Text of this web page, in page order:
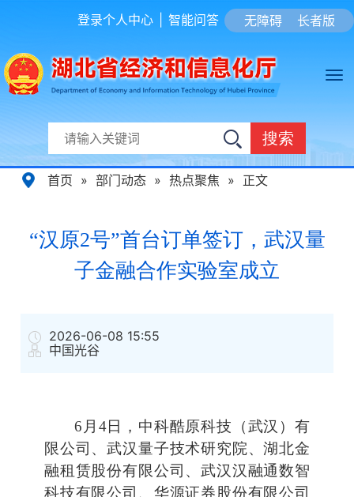
无障碍 长者版
登录个人中心 智能问答
搜索
首页 » 部门动态 » 热点聚焦 » 正文
“汉原2号”首台订单签订，武汉量
子金融合作实验室成立
2026-06-08 15:55
中国光谷
6月4日，中科酷原科技（武汉）有
限公司、武汉量子技术研究院、湖北金
融租赁股份有限公司、武汉汉融通数智
科技有限公司、华源证券股份有限公司